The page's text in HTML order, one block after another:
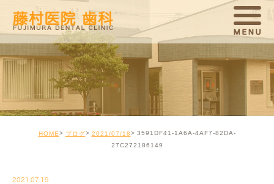
HOME ブログ 2021/07/18
3591DF41-1A6A-4AF7-82DA-
27C272186149
2021.07.19